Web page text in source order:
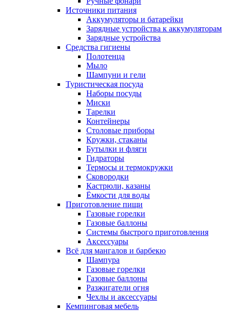
Источники питания
Аккумуляторы и батарейки
Зарядные устройства к аккумуляторам
Зарядные устройства
Средства гигиены
Полотенца
Мыло
Шампуни и гели
Туристическая посуда
Наборы посуды
Миски
Тарелки
Контейнеры
Столовые приборы
Кружки, стаканы
Бутылки и фляги
Гидраторы
Термосы и термокружки
Сковородки
Кастрюли, казаны
Ёмкости для воды
Приготовление пищи
Газовые горелки
Газовые баллоны
Системы быстрого приготовления
Аксессуары
Всё для мангалов и барбекю
Шампура
Газовые горелки
Газовые баллоны
Разжигатели огня
Чехлы и аксессуары
Кемпинговая мебель